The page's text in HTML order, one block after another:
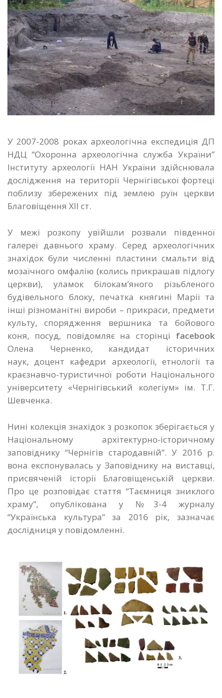
У 2007-2008 роках археологічна експедиція ДП
НДЦ “Охоронна археологічна служба України”
Інституту археології НАН України здійснювала
дослідження на території Чернігівської фортеці
поблизу збережених під землею руїн церкви
Благовіщення ХІІ ст.
У межі розкопу увійшли розвали південної
галереї давнього храму. Серед археологічних
знахідок були численні пластини смальти від
мозаїчного омфалію (колись прикрашав підлогу
церкви), уламок білокам’яного різьбленого
будівельного блоку, печатка княгині Марії та
інші різноманітні вироби – прикраси, предмети
культу, спорядження вершника та бойового
коня, посуд, повідомляє на сторінці facebook
Олена Черненко, кандидат історичних
наук, доцент кафедри археології, етнології та
краєзнавчо-туристичної роботи Національного
університету «Чернігівський колегіум» ім. Т.Г.
Шевченка.
Нині колекція знахідок з розкопок зберігається у
Національному архітектурно-історичному
заповіднику “Чернігів стародавній”. У 2016 р.
вона експонувалась у Заповіднику на виставці,
присвяченій історії Благовіщенській церкви.
Про це розповідає стаття “Таємниця зниклого
храму”, опублікована у №3-4 журналу
“Українська культура” за 2016 рік, зазначає
дослідниця у повідомленні.